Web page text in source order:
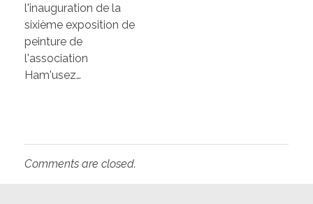
l'inauguration de la
sixième exposition de
peinture de
l'association
Ham'usez…
Comments are closed.